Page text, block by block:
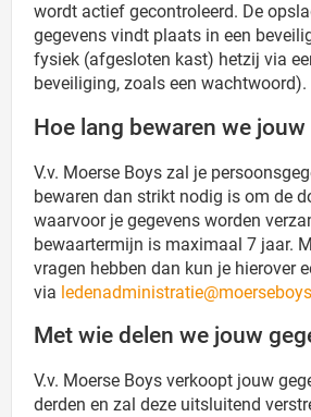
wordt actief gecontroleerd. De
gegevens vindt plaats in een
fysiek (afgesloten kast) hetzij via
beveiliging, zoals een wachtwoord).
Hoe lang bewaren we jouw
V.v. Moerse Boys zal je
bewaren dan strikt nodig is om de
waarvoor je gegevens worden
bewaartermijn is maximaal 7 jaar.
vragen hebben dan kun je hierover
via
Met wie delen we jouw
V.v. Moerse Boys verkoopt jouw
derden en zal deze uitsluitend